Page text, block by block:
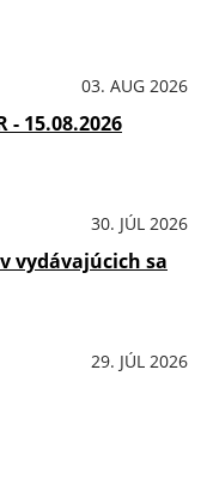
03. AUG 2026
- 15.08.2026
30. JÚL 2026
vydávajúcich sa
29. JÚL 2026